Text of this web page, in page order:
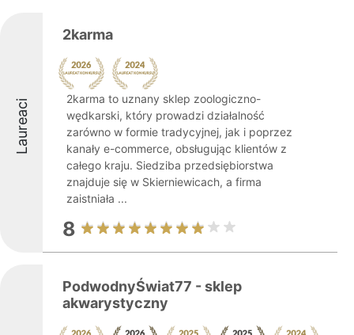
Laureaci
2karma
2karma to uznany sklep zoologiczno-
wędkarski, który prowadzi działalność
zarówno w formie tradycyjnej, jak i poprzez
kanały e-commerce, obsługując klientów z
całego kraju. Siedziba przedsiębiorstwa
znajduje się w Skierniewicach, a firma
zaistniała ...
8
PodwodnyŚwiat77 - sklep
akwarystyczny